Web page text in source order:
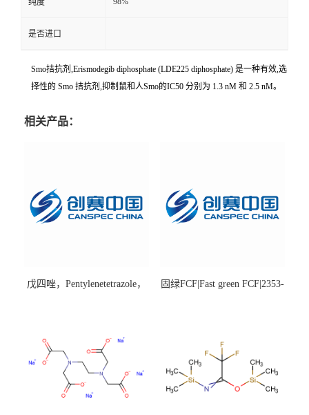
纯度
是否进口
Smo拮抗剂,Erismodegib diphosphate (LDE225 diphosphate) 是一种有效,选
择性的 Smo 拮抗剂,抑制鼠和人Smo的IC50 分别为 1.3 nM 和 2.5 nM。
相关产品：
戊四唑，Pentylenetetrazole，
固绿FCF|Fast green FCF|2353-